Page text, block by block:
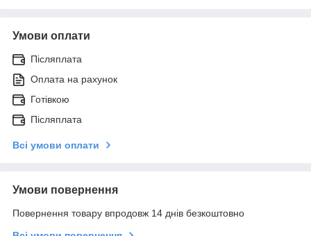
Умови оплати
Післяплата
Оплата на рахунок
Готівкою
Післяплата
Всі умови оплати
Умови повернення
Повернення товару впродовж 14 днів безкоштовно